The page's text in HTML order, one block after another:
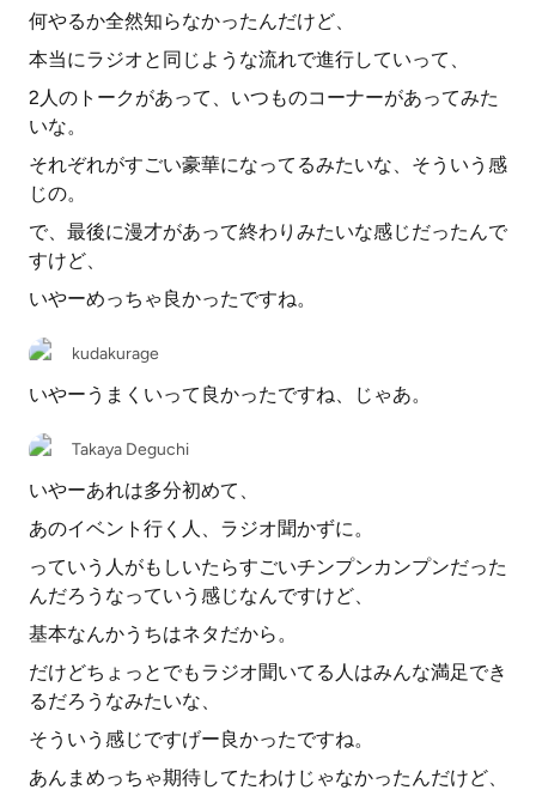
何やるか全然知らなかったんだけど、
本当にラジオと同じような流れで進行していって、
2人のトークがあって、いつものコーナーがあってみた
いな。
それぞれがすごい豪華になってるみたいな、そういう感
じの。
で、最後に漫才があって終わりみたいな感じだったんで
すけど、
いやーめっちゃ良かったですね。
kudakurage
いやーうまくいって良かったですね、じゃあ。
Takaya Deguchi
いやーあれは多分初めて、
あのイベント行く人、ラジオ聞かずに。
っていう人がもしいたらすごいチンプンカンプンだった
んだろうなっていう感じなんですけど、
基本なんかうちはネタだから。
だけどちょっとでもラジオ聞いてる人はみんな満足でき
るだろうなみたいな、
そういう感じですげー良かったですね。
あんまめっちゃ期待してたわけじゃなかったんだけど、